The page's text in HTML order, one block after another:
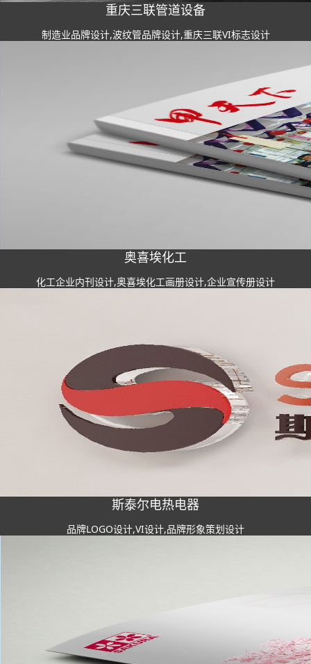
重庆三联管道设备
制造业品牌设计,波纹管品牌设计,重庆三联VI标志设计
奥喜埃化工
化工企业内刊设计,奥喜埃化工画册设计,企业宣传册设计
斯泰尔电热电器
品牌LOGO设计,VI设计,品牌形象策划设计